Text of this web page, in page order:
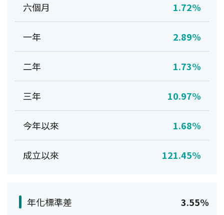
六個月 1.72%
一年 2.89%
二年 1.73%
三年 10.97%
今年以來 1.68%
成立以來 121.45%
年化標準差 3.55%